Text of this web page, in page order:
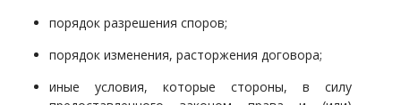
порядок разрешения споров;
порядок изменения, расторжения договора;
иные условия, которые стороны, в силу